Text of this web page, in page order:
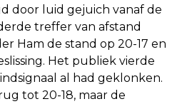
door luid gejuich vanaf de
treffer van afstand
Ham de stand op 20-17 en
Het publiek vierde
al had geklonken.
tot 20-18, maar de